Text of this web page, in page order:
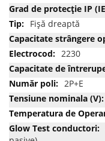
Fişă dreaptă
2230
2P+E